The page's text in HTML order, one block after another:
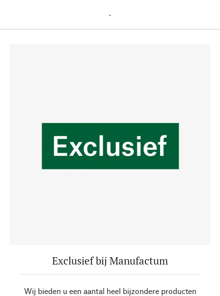
.
Exclusief bij Manufactum
Wij bieden u een aantal heel bijzondere producten